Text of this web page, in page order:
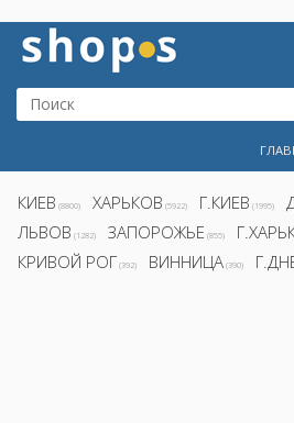
КИЕВ (8800) ХАРЬКОВ (5922) Г.КИЕВ (1995)
ЛЬВОВ (1282) ЗАПОРОЖЬЕ (855)
КРИВОЙ РОГ (392) ВИННИЦА (390)